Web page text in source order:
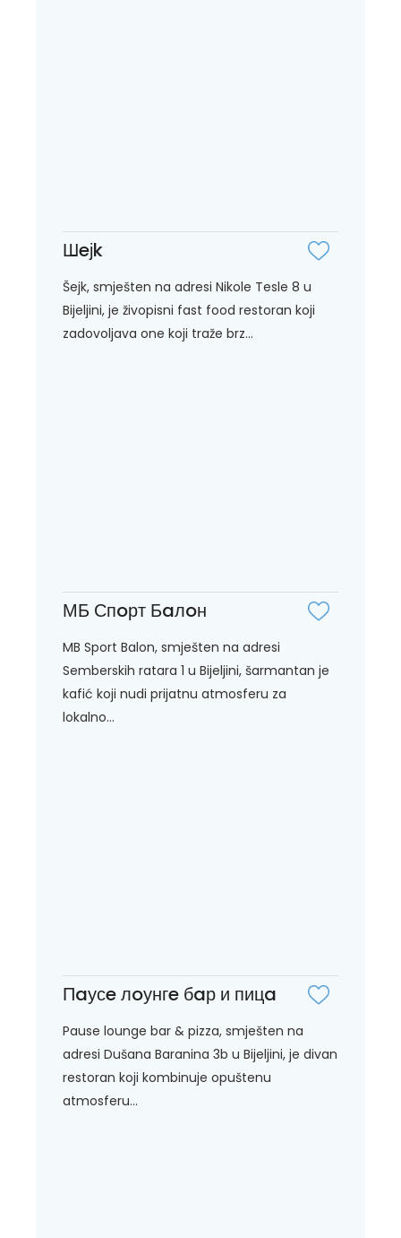
Шeјk
Šejk, smješten na adresi Nikole Tesle 8 u
Bijeljini, je živopisni fast food restoran koji
zadovoljava one koji traže brz...
МБ Спoрт Бaлoн
MB Sport Balon, smješten na adresi
Semberskih ratara 1 u Bijeljini, šarmantan je
kafić koji nudi prijatnu atmosferu za
lokalno...
Пaусe лoунгe бaр и пицa
Pause lounge bar & pizza, smješten na
adresi Dušana Baranina 3b u Bijeljini, je divan
restoran koji kombinuje opuštenu
atmosferu...